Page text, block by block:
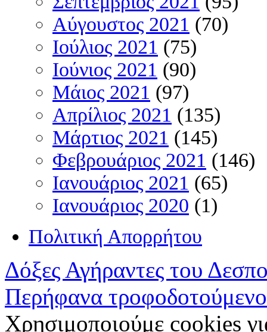
Αύγουστος 2021 (70)
Ιούλιος 2021 (75)
Ιούνιος 2021 (90)
Μάιος 2021 (97)
Απρίλιος 2021 (135)
Μάρτιος 2021 (145)
Φεβρουάριος 2021 (146)
Ιανουάριος 2021 (65)
Ιανουάριος 2020 (1)
Πολιτική Απορρήτου
Δόξες Αγήραντες του
Περήφανα
Χρησιμοποιούμε cookies